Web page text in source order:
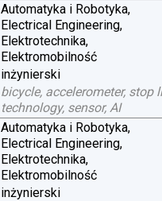
Automatyka i Robotyka,
Electrical Engineering,
Elektrotechnika,
Elektromobilność
inżynierski
bicycle, accelerometer, stop
technology, sensor, AI
Automatyka i Robotyka,
Electrical Engineering,
Elektrotechnika,
Elektromobilność
inżynierski